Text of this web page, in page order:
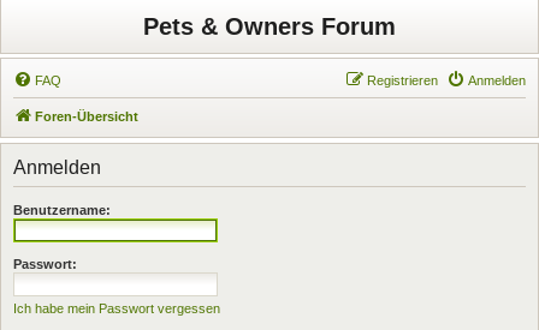
Pets & Owners Forum
FAQ Anmelden
Registrieren
Foren-Übersicht
Anmelden
Benutzername:
Passwort:
Ich habe mein Passwort vergessen